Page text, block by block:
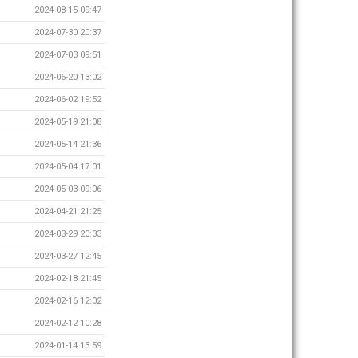
2024-08-15 09:47
2024-07-30 20:37
2024-07-03 09:51
2024-06-20 13:02
2024-06-02 19:52
2024-05-19 21:08
2024-05-14 21:36
2024-05-04 17:01
2024-05-03 09:06
2024-04-21 21:25
2024-03-29 20:33
2024-03-27 12:45
2024-02-18 21:45
2024-02-16 12:02
2024-02-12 10:28
2024-01-14 13:59